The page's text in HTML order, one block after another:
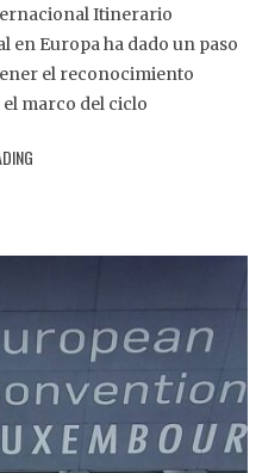
Itinerario
en Europa ha dado un paso
el reconocimiento
marco del ciclo